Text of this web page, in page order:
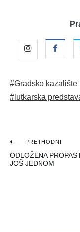
#Gradsko kazalište
#lutkarska
objava
PRETHODNI
ODLOŽENA
JOŠ JEDNOM